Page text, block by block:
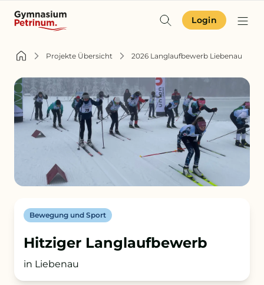
Identität & Angebot
Projekte & Aktuelles
Schulgemeinschaft
Orientierung
Zum Schulkompass
Zur Aufnahme
Login
Projekte Übersicht 2026 Langlaufbewerb Liebenau
Bewegung und Sport
Hitziger Langlaufbewerb
in Liebenau